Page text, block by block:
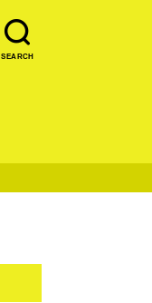
SEARCH